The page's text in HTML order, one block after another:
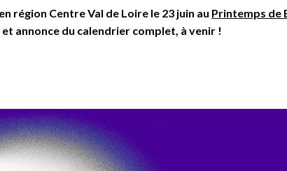
région Centre Val de Loire le 23 juin au Printemps de
annonce du calendrier complet, à venir !